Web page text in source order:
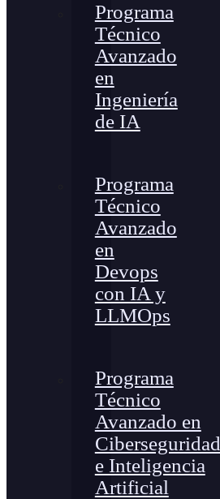
Programa
Técnico
Avanzado
en
Ingeniería
de IA
Programa
Técnico
Avanzado
en
Devops
con IA y
LLMOps
Programa
Técnico
Avanzado en
Ciberseguridad
e Inteligencia
Artificial